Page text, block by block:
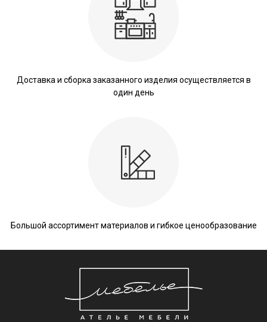
Доставка и сборка заказанного изделия осуществляется в
один день
Большой ассортимент материалов и гибкое ценообразование